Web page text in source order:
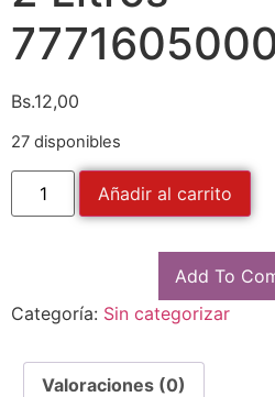
Bs.12,00
27 disponibles
Añadir al carrito
Add To
Categoría: Sin categorizar
Valoraciones (0)